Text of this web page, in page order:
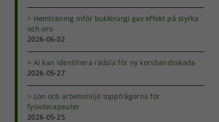
Hemträning inför bukkirurgi gav effekt på styrka
och oro
2026-06-02
AI kan identifiera rädsla för ny korsbandsskada
2026-05-27
Lön och arbetsmiljö toppfrågorna för
fysioterapeuter
2026-05-25
Statistik
För att vi ska
hemsidans
funktionalitet
hur